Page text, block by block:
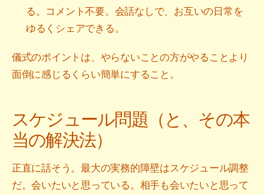
る。コメント不要。会話なしで、お互いの日常を
ゆるくシェアできる。
儀式のポイントは、やらないことの方がやることより
面倒に感じるくらい簡単にすること。
スケジュール問題（と、その本
当の解決法）
正直に話そう。最大の実務的障壁はスケジュール調整
だ。会いたいと思っている。相手も会いたいと思って